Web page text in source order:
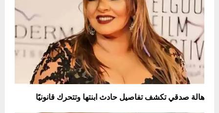
هالة صدقي تكشف تفاصيل حادث ابنتها وتتحرك قانونيًا